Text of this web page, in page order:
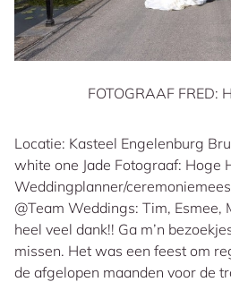
FOTOGRAAF FRED:
Locatie: Kasteel Engelenburg
white one Jade Fotograaf: Hoge
Weddingplanner/
@Team Weddings: Tim, Esmee,
heel veel dank!! Ga m’n
missen. Het was een feest om
de afgelopen maanden voor de